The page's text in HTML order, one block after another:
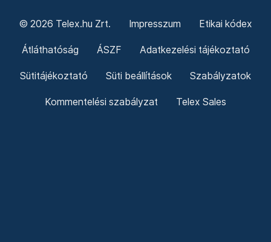
© 2026 Telex.hu Zrt. Impresszum Etikai kódex
Átláthatóság ÁSZF Adatkezelési tájékoztató
Sütitájékoztató Süti beállítások Szabályzatok
Kommentelési szabályzat Telex Sales